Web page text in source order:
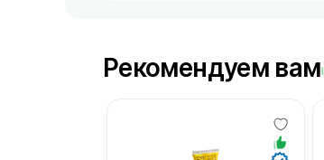
Рекомендуем вам